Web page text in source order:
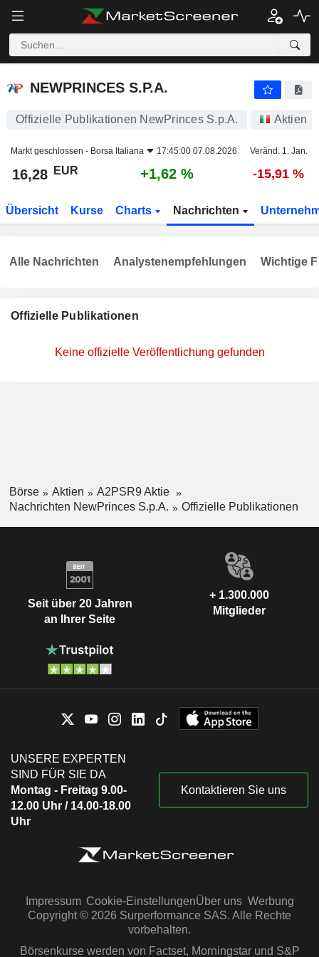
NEWPRINCES S.P.A.
NEWPRINCES S.P.A.
Offizielle Publikationen NewPrinces S.p.A. Aktien
Markt geschlossen - Borsa Italiana 17:45:00 07.08.2026 Veränd. 1. Jan.
16,28 EUR +1,62 % -15,91 %
Übersicht Kurse Charts Nachrichten
Offizielle Publikationen
Keine offizielle Veröffentlichung gefunden
Alle Nachrichten Analystenempfehlungen Wichtige
Börse Aktien
A2PSR9 Aktie
Nachrichten NewPrinces S.p.A.
Offizielle Publikationen
Seit über 20 Jahren
an Ihrer Seite
+ 1.300.000
Mitglieder
UNSERE EXPERTEN
SIND FÜR SIE DA
Montag - Freitag 9.00-
12.00 Uhr / 14.00-18.00
Uhr
Kontaktieren Sie uns
Impressum Cookie-EinstellungenÜber uns Werbung
Copyright © 2026 Surperformance SAS. Alle Rechte
vorbehalten.
Börsenkurse werden von Factset, Morningstar und S&P